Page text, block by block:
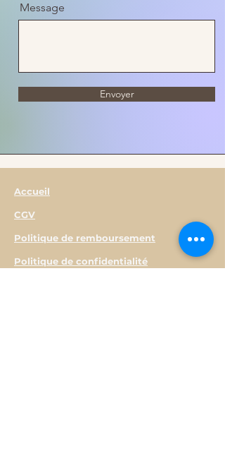
Message
Envoyer
Accueil
CGV
Politique de remboursement
Politique de confidentialité